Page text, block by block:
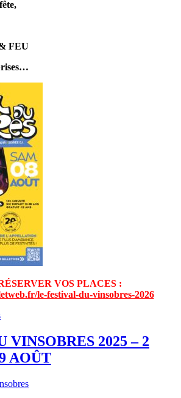
FEU
VOS PLACES :
le-festival-du-vinsobres-2026
VINSOBRES 2025 – 2
AOÛT